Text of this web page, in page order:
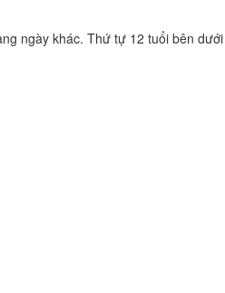
ngày khác. Thứ tự 12 tuổi bên